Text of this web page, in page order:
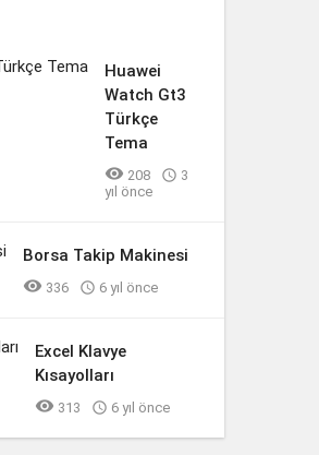
Huawei
Watch Gt3
Türkçe
Tema
 208  3
yıl önce
Borsa Takip Makinesi
 336  6 yıl önce
Excel Klavye
Kısayolları
 313  6 yıl önce